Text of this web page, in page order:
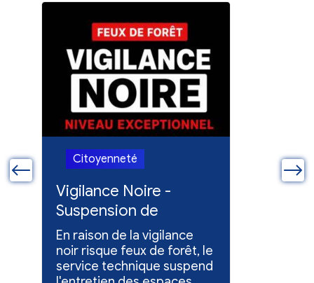
Citoyenneté
Vigilance Noire -
Suspension de
l'entretien des
espaces verts
En raison de la vigilance
noir risque feux de forêt, le
service technique suspend
Feux